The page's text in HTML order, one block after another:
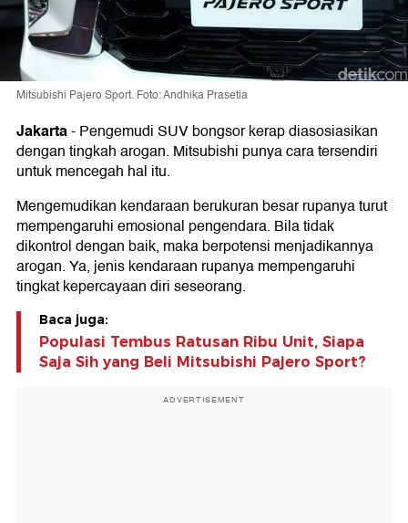
Mitsubishi Pajero Sport. Foto: Andhika Prasetia
Jakarta-Pengemudi SUV bongsor kerap diasosiasikan
dengan tingkah arogan. Mitsubishi punya cara tersendiri
untuk mencegah hal itu.
Mengemudikan kendaraan berukuran besar rupanya turut
mempengaruhi emosional pengendara. Bila tidak
dikontrol dengan baik, maka berpotensi menjadikannya
arogan. Ya, jenis kendaraan rupanya mempengaruhi
tingkat kepercayaan diri seseorang.
Baca juga:
Populasi Tembus Ratusan Ribu Unit, Siapa
Saja Sih yang Beli Mitsubishi Pajero Sport?
ADVERTISEMENT